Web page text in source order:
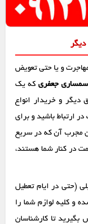
و یا حتی تعویض
سمساری جعفری که یک
دیگر و خریدار انواع
ارتباط باشید و برای
مجرب آن که در سریع
در کنار شما هستند،
(حتی در ایام تعطیل
و کلیه لوازم شما را
تا کارشناسان